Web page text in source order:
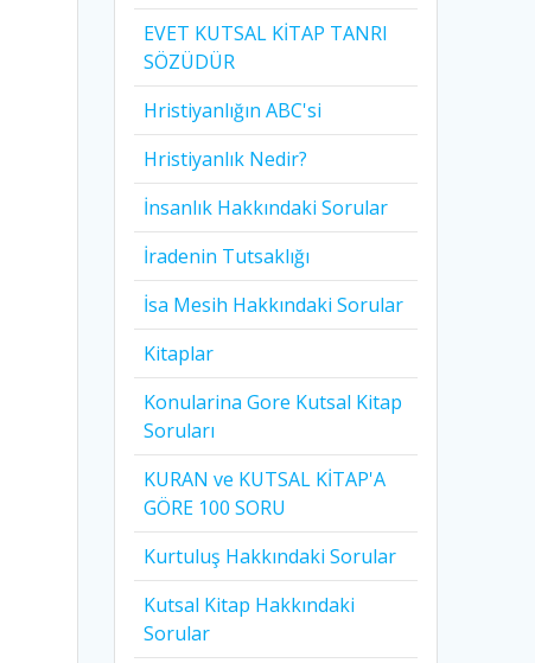
EVET KUTSAL KİTAP TANRI
SÖZÜDÜR
Hristiyanlığın ABC'si
Hristiyanlık Nedir?
İnsanlık Hakkındaki Sorular
İradenin Tutsaklığı​
İsa Mesih Hakkındaki Sorular
Kitaplar
Konularina Gore Kutsal Kitap
Soruları
KURAN ve KUTSAL KİTAP'A
GÖRE 100 SORU
Kurtuluş Hakkındaki Sorular
Kutsal Kitap Hakkındaki
Sorular